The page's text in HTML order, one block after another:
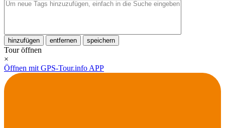
hinzufügen entfernen speichern
Tour öffnen
×
Öffnen mit GPS-Tour.info APP